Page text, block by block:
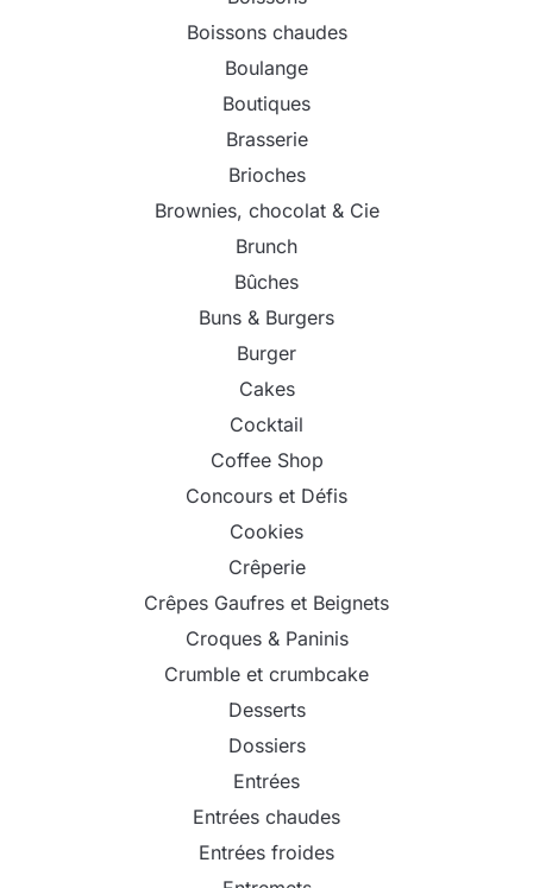
Boissons chaudes
Boulange
Boutiques
Brasserie
Brioches
Brownies, chocolat & Cie
Brunch
Bûches
Buns & Burgers
Burger
Cakes
Cocktail
Coffee Shop
Concours et Défis
Cookies
Crêperie
Crêpes Gaufres et Beignets
Croques & Paninis
Crumble et crumbcake
Desserts
Dossiers
Entrées
Entrées chaudes
Entrées froides